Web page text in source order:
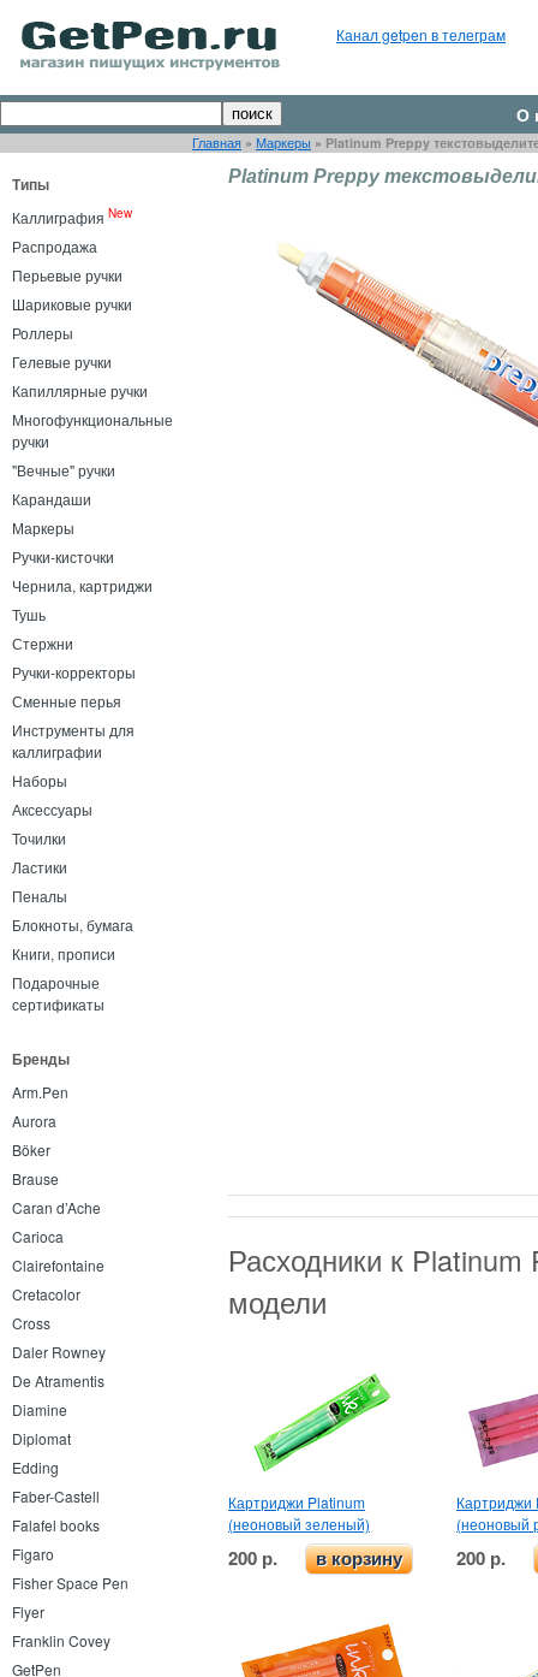
Канал getpen в телеграм
О
Главная » Маркеры » Platinum Preppy
Типы
Каллиграфия New
Распродажа
Перьевые ручки
Шариковые ручки
Роллеры
Гелевые ручки
Капиллярные ручки
Многофункциональные
ручки
"Вечные" ручки
Карандаши
Маркеры
Ручки-кисточки
Чернила, картриджи
Тушь
Стержни
Ручки-корректоры
Сменные перья
Инструменты для
каллиграфии
Наборы
Аксессуары
Точилки
Ластики
Пеналы
Блокноты, бумага
Книги, прописи
Подарочные
сертификаты
Бренды
Arm.Pen
Aurora
Böker
Brause
Caran d’Ache
Carioca
Clairefontaine
Cretacolor
Cross
Daler Rowney
De Atramentis
Diamine
Diplomat
Edding
Faber-Castell
Falafel books
Figaro
Fisher Space Pen
Flyer
Franklin Covey
GetPen
Platinum Preppy
Расходники к
модели
Картриджи Platinum
(неоновый зеленый)
200 р. в корзину
Картриджи
(неоновый
200 р.